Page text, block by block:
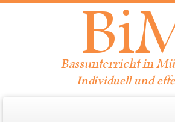
Individuell und